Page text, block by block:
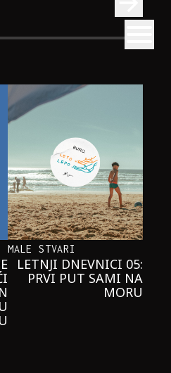
BEND BEZ
SASVIM
MALE STVARI
LETNJI DNEVNICI 05:
PRVI PUT SAMI NA
MORU